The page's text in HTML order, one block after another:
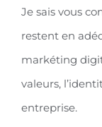
Je sais vous
restent en
markéting
valeurs,
entreprise.